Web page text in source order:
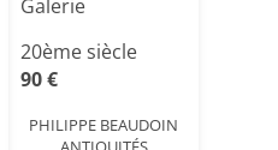
Galerie
20ème siècle
90 €
PHILIPPE BEAUDOIN